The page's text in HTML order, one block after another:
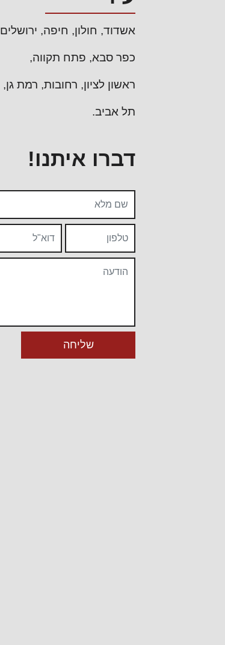
אשדוד חולון חיפה ירושלים
כפר סבא פתח תקווה
ראשון לציון רחובות רמת גן
תל אביב
דברו איתנו!